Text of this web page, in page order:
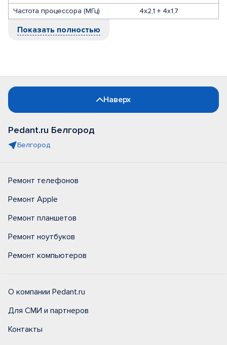
Частота процессора (МГц)
4х2,1 + 4х1,7
Показать полностью
Наверх
Pedant.ru Белгород
Белгород
Ремонт телефонов
Ремонт Apple
Ремонт планшетов
Ремонт ноутбуков
Ремонт компьютеров
О компании Pedant.ru
Для СМИ и партнеров
Контакты